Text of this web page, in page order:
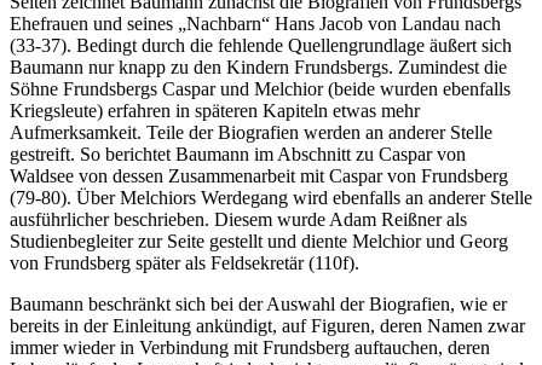
Ehefrauen und seines „Nachbarn“ Hans Jacob von Landau nach
(33-37). Bedingt durch die fehlende Quellengrundlage äußert sich
Baumann nur knapp zu den Kindern Frundsbergs. Zumindest die
Söhne Frundsbergs Caspar und Melchior (beide wurden ebenfalls
Kriegsleute) erfahren in späteren Kapiteln etwas mehr
Aufmerksamkeit. Teile der Biografien werden an anderer Stelle
gestreift. So berichtet Baumann im Abschnitt zu Caspar von
Waldsee von dessen Zusammenarbeit mit Caspar von Frundsberg
(79-80). Über Melchiors Werdegang wird ebenfalls an anderer Stelle
ausführlicher beschrieben. Diesem wurde Adam Reißner als
Studienbegleiter zur Seite gestellt und diente Melchior und Georg
von Frundsberg später als Feldsekretär (110f).
Baumann beschränkt sich bei der Auswahl der Biografien, wie er
bereits in der Einleitung ankündigt, auf Figuren, deren Namen zwar
immer wieder in Verbindung mit Frundsberg auftauchen, deren